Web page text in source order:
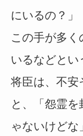
にいるの？」
この手が多く
いるなどとい
将臣は、不安
と、「怨霊
ゃないけどな